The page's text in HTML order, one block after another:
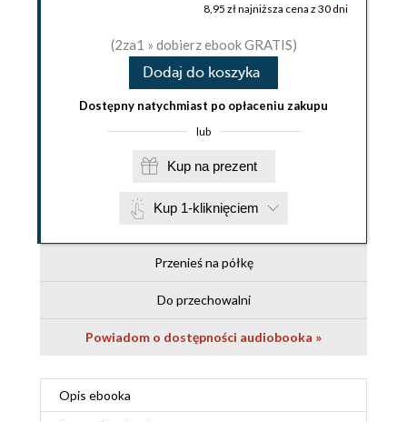
8,95 zł najniższa cena z 30 dni
(2za1 » dobierz ebook GRATIS)
Dodaj do koszyka
Dostępny natychmiast po opłaceniu zakupu
lub
Kup na prezent
Kup 1-kliknięciem
Przenieś na półkę
Do przechowalni
Powiadom o dostępności audiobooka »
Opis ebooka